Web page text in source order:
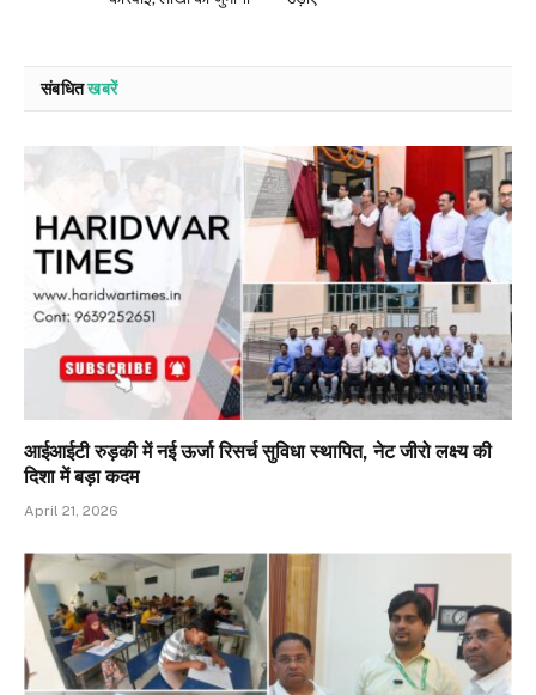
संबधितखबरें
आईआईटी रुड़की में नई ऊर्जा रिसर्च सुविधा स्थापित, नेट जीरो लक्ष्य की
दिशा में बड़ा कदम
April 21, 2026